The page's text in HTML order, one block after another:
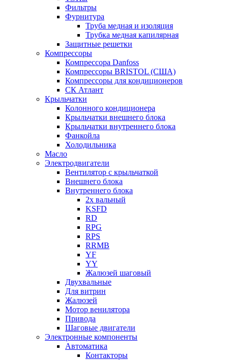
Фильтры
Фурнитура
Труба медная и изоляция
Трубка медная капилярная
Защитные решетки
Компрессоры
Компрессора Danfoss
Компрессоры BRISTOL (США)
Компрессоры для кондиционеров
СК Атлант
Крыльчатки
Колонного кондиционера
Крыльчатки внешнего блока
Крыльчатки внутреннего блока
Фанкойла
Холодильника
Масло
Электродвигатели
Вентилятор с крыльчаткой
Внешнего блока
Внутреннего блока
2х вальный
KSFD
RD
RPG
RPS
RRMB
YF
YY
Жалюзей шаговый
Двухвальные
Для витрин
Жалюзей
Мотор венилятора
Привода
Шаговые двигатели
Электронные компоненты
Автоматика
Контакторы